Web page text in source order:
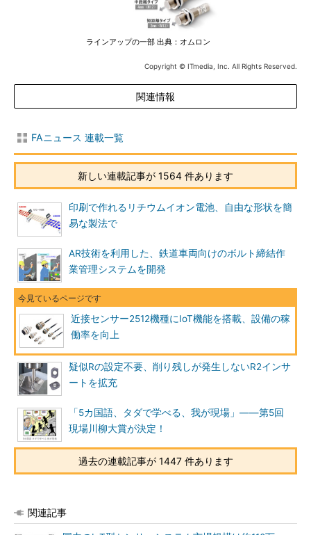
ラインアップの一部 出典：オムロン
Copyright © ITmedia, Inc. All Rights Reserved.
関連情報
FAニュース 連載一覧
新しい連載記事が 1564 件あります
印刷で作れるリチウムイオン電池、自由な形状を簡
易な製法で
AR技術を利用した、鉄道車両向けのボルト締結作
業管理システムを開発
近接センサー2512機種にIoT機能を搭載、設備の稼
働率を向上
疑似Rの設定不要、削り残しが発生しないR2インサ
ートを拡充
「5カ国語、タダで学べる、我が現場」――第5回
現場川柳大賞が決定！
過去の連載記事が 1447 件あります
関連記事